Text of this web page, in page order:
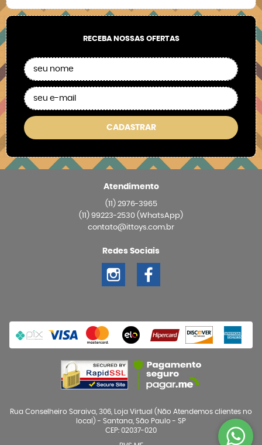
RECEBA NOSSAS OFERTAS
CADASTRAR
Atendimento
(11)2976-3965
(11) 99223-2530 (WhatsApp)
contato@ittoys.com.br
Redes Sociais
Rua Conselheiro Saraiva, 306, Loja Virtual (Não Atendemos clientes no
local) - Santana, São Paulo - SP
CEP: 02037-020